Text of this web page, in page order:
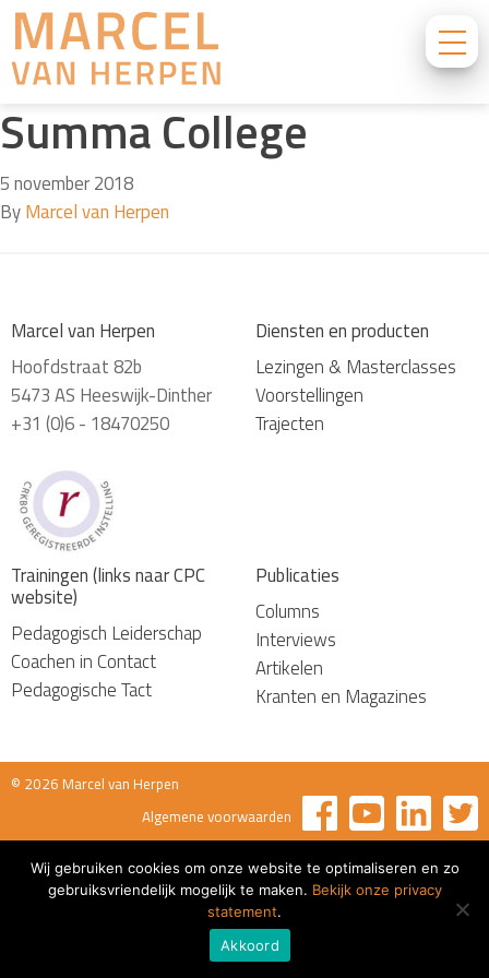
Summa College
5 november 2018
ByMarcel van Herpen
Marcel van Herpen
Hoofdstraat 82b
5473 AS Heeswijk-Dinther
+31 (0)6 - 18470250
Diensten en producten
Lezingen & Masterclasses
Voorstellingen
Trajecten
Trainingen (links naar CPC
website)
Pedagogisch Leiderschap
Coachen in Contact
Pedagogische Tact
Publicaties
Columns
Interviews
Artikelen
Kranten en Magazines
© 2026 Marcel van Herpen
Algemene voorwaarden
Wij gebruiken cookies om onze website te optimaliseren en zo
gebruiksvriendelijk mogelijk te maken. Bekijk onze privacy
statement.
Akkoord